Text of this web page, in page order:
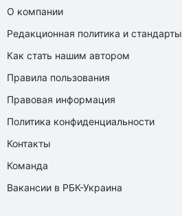
О компании
Редакционная политика и стандарты
Как стать нашим автором
Правила пользования
Правовая информация
Политика конфиденциальности
Контакты
Команда
Вакансии в РБК-Украина